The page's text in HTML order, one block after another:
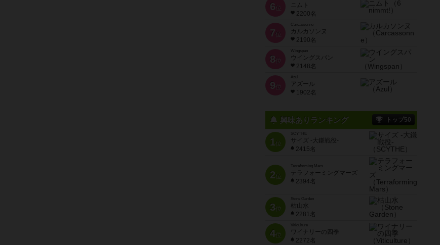
6 位
ニムト
2200名
7 位
Carcassonne
カルカソンヌ
2190名
8 位
Wingspan
ウイングスパン
2148名
9 位
Azul
アズール
1902名
興味ありランキング トップ50
1位
SCYTHE
サイズ -大鎌戦役-
2415名
2位
Terraforming Mars
テラフォーミングマーズ
2394名
3位
Stone Garden
枯山水
2281名
4位
Viticulture
ワイナリーの四季
2272名